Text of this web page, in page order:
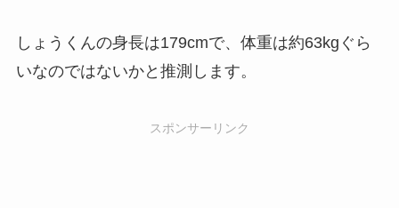
しょうくんの身長は179cmで、体重は約63kgぐら
いなのではないかと推測します。
スポンサーリンク